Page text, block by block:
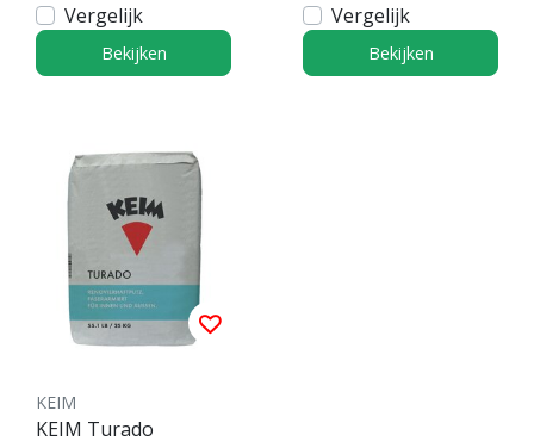
Vergelijk
Bekijken
Vergelijk
Bekijken
KEIM
KEIM Turado